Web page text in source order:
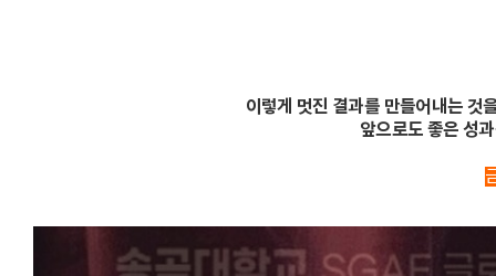
이렇게 멋진 결과를 만들어내는 것
앞으로도 좋은 성